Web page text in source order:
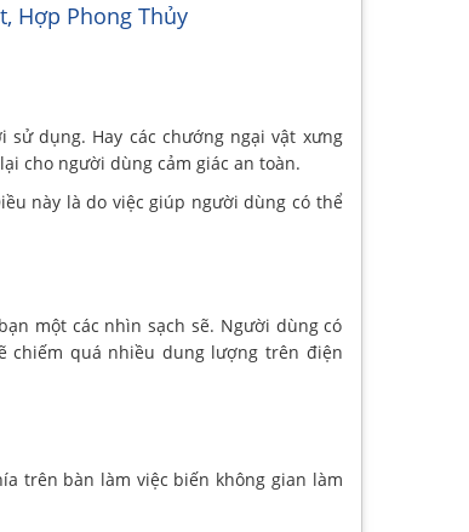
Hợp Phong Thủy
dụng. Hay các chướng ngại vật xưng
cho người dùng cảm giác an toàn.
này là do việc giúp người dùng có thể
một các nhìn sạch sẽ. Người dùng có
chiếm quá nhiều dung lượng trên điện
trên bàn làm việc biến không gian làm